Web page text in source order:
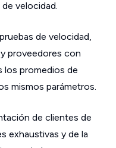
velocidad.
de velocidad,
proveedores con
los promedios de
mismos parámetros.
de clientes de
exhaustivas y de la